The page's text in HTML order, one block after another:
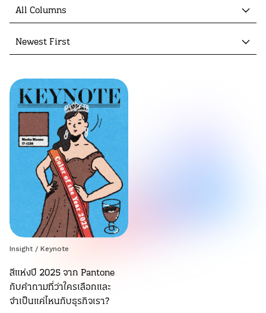
All Columns
Newest First
Insight / Keynote
สีแห่งปี 2025 จาก Pantone
กับคำถามที่ว่าใครเลือกและ
จำเป็นแค่ไหนกับธุรกิจเรา?